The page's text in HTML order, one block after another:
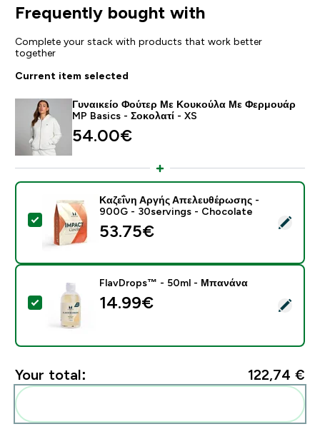
Frequently bought with
Complete your stack with products that work better
together
Current item selected
Γυναικείο Φούτερ Με Κουκούλα Με Φερμουάρ
MP Basics - Σοκολατί - XS
54.00€‎
Select this product - Καζεΐνη Αργής
Καζεΐνη Αργής Απελευθέρωσης -
900G - 30servings - Chocolate
53.75€‎
Select this product - FlavDrops™ - 50ml - Μπανάνα
FlavDrops™ - 50ml - Μπανάνα
14.99€‎
Your total: 122,74 €‎